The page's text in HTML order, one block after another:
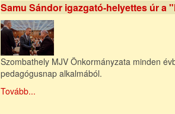
Samu Sándor igazgató-helyettes úr a
Szombathely MJV Önkormányzata minden
pedagógusnap alkalmából.
Tovább...